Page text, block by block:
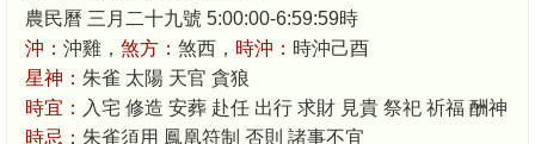
農民曆 三月二十九號 5:00:00-6:59:59時
沖： 沖雞， 煞方： 煞西， 時沖： 時沖己酉
星神： 朱雀 太陽 天官 貪狼
時宜： 入宅 修造 安葬 赴任 出行 求財 見貴 祭祀 祈福 酬神
時忌： 朱雀須用 鳳凰符制 否則 諸事不宜